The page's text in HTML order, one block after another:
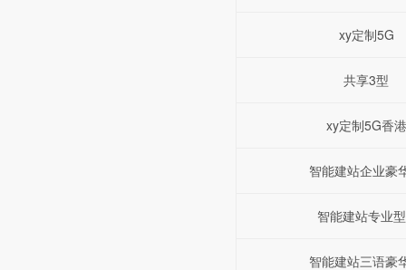
xy定制5G
共享3型
xy定制5G香港
智能建站企业豪
智能建站专业
智能建站三语豪